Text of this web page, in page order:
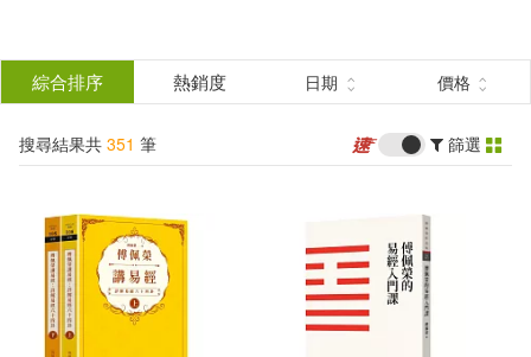
結
分類 (單選)
所有商品(351) 圖書(309)
電子書(42)
綜合排序 熱銷度 日期 價格
搜尋結果共 351 筆 篩選